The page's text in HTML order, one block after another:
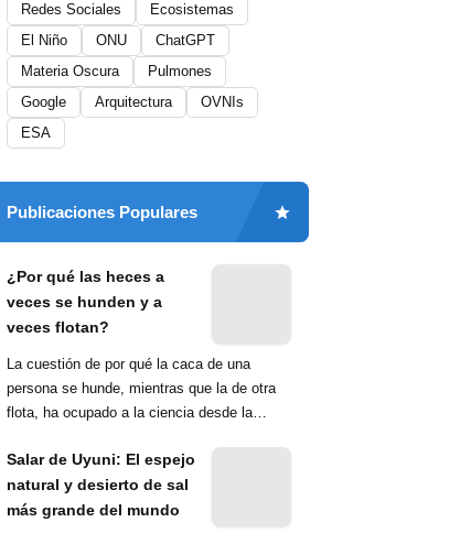
Redes Sociales
Ecosistemas
El Niño
ONU
ChatGPT
Materia Oscura
Pulmones
Google
Arquitectura
OVNIs
ESA
Publicaciones Populares
¿Por qué las heces a
veces se hunden y a
veces flotan?
La cuestión de por qué la caca de una
persona se hunde, mientras que la de otra
flota, ha ocupado a la ciencia desde la
Salar de Uyuni: El espejo
natural y desierto de sal
más grande del mundo